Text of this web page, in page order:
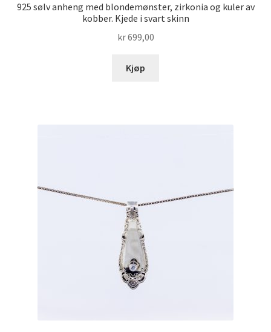
925 sølv anheng med blondemønster, zirkonia og kuler av
kobber. Kjede i svart skinn
kr699,00
Kjøp